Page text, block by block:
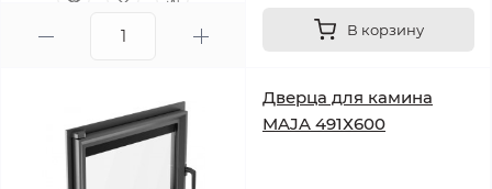
В корзину
Дверца для камина
MAJA 491Х600